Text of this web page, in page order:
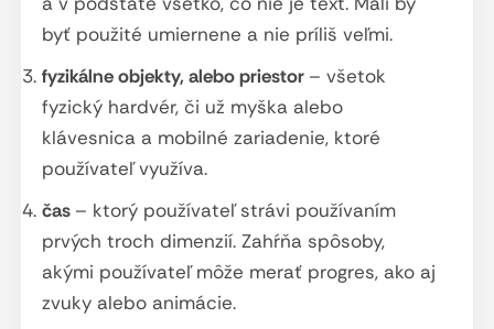
byť použité umiernene a nie príliš veľmi.
fyzikálne objekty, alebo priestor – všetok
fyzický hardvér, či už myška alebo
klávesnica a mobilné zariadenie, ktoré
používateľ využíva.
čas – ktorý používateľ strávi používaním
prvých troch dimenzií. Zahŕňa spôsoby,
akými používateľ môže merať progres, ako aj
zvuky alebo animácie.